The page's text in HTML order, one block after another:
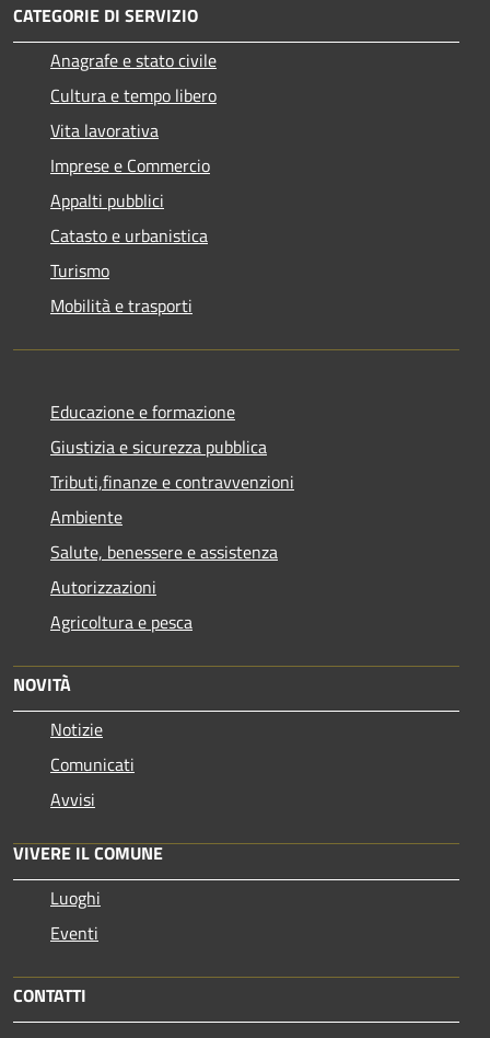
CATEGORIE DI SERVIZIO
Anagrafe e stato civile
Cultura e tempo libero
Vita lavorativa
Imprese e Commercio
Appalti pubblici
Catasto e urbanistica
Turismo
Mobilità e trasporti
Educazione e formazione
Giustizia e sicurezza pubblica
Tributi,finanze e contravvenzioni
Ambiente
Salute, benessere e assistenza
Autorizzazioni
Agricoltura e pesca
NOVITÀ
Notizie
Comunicati
Avvisi
VIVERE IL COMUNE
Luoghi
Eventi
CONTATTI